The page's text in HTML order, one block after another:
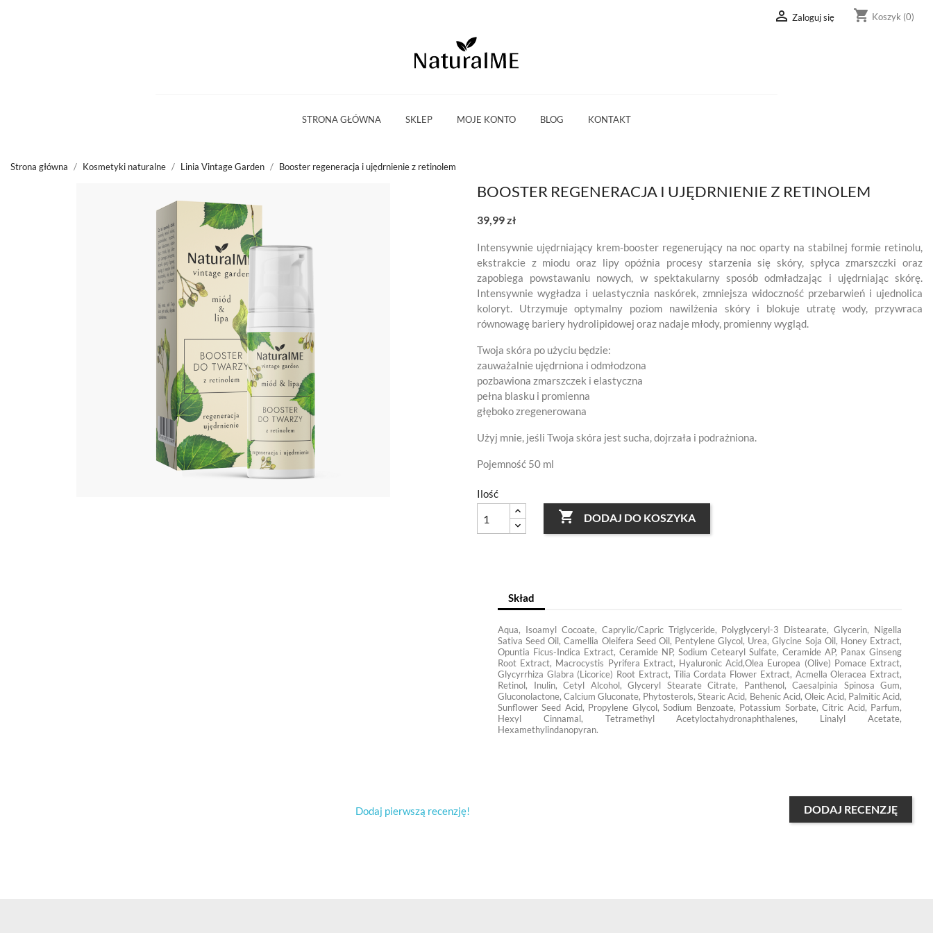
 Zaloguj się shopping_cart Koszyk (0)
STRONA GŁÓWNA SKLEP MOJE KONTO BLOG KONTAKT
Strona główna Kosmetyki naturalne Linia Vintage Garden Booster regeneracja i ujędrnienie z retinolem
BOOSTER REGENERACJA I UJĘDRNIENIE Z RETINOLEM
39,99 zł
Intensywnie ujędrniający krem-booster regenerujący na noc oparty na stabilnej formie retinolu,
ekstrakcie z miodu oraz lipy opóźnia procesy starzenia się skóry, spłyca zmarszczki oraz
zapobiega powstawaniu nowych, w spektakularny sposób odmładzając i ujędrniając skórę.
Intensywnie wygładza i uelastycznia naskórek, zmniejsza widoczność przebarwień i ujednolica
koloryt. Utrzymuje optymalny poziom nawilżenia skóry i blokuje utratę wody, przywraca
równowagę bariery hydrolipidowej oraz nadaje młody, promienny wygląd.
Twoja skóra po użyciu będzie:
zauważalnie ujędrniona i odmłodzona
pozbawiona zmarszczek i elastyczna
pełna blasku i promienna
głęboko zregenerowana
Użyj mnie, jeśli Twoja skóra jest sucha, dojrzała i podrażniona.
Pojemność 50 ml
Ilość
 DODAJ DO KOSZYKA
Skład
Aqua, Isoamyl Cocoate, Caprylic/Capric Triglyceride, Polyglyceryl-3 Distearate, Glycerin, Nigella
Sativa Seed Oil, Camellia Oleifera Seed Oil, Pentylene Glycol, Urea, Glycine Soja Oil, Honey Extract,
Opuntia Ficus-Indica Extract, Ceramide NP, Sodium Cetearyl Sulfate, Ceramide AP, Panax Ginseng
Root Extract, Macrocystis Pyrifera Extract, Hyaluronic Acid,Olea Europea (Olive) Pomace Extract,
Glycyrrhiza Glabra (Licorice) Root Extract, Tilia Cordata Flower Extract, Acmella Oleracea Extract,
Retinol, Inulin, Cetyl Alcohol, Glyceryl Stearate Citrate, Panthenol, Caesalpinia Spinosa Gum,
Gluconolactone, Calcium Gluconate, Phytosterols, Stearic Acid, Behenic Acid, Oleic Acid, Palmitic Acid,
Sunflower Seed Acid, Propylene Glycol, Sodium Benzoate, Potassium Sorbate, Citric Acid, Parfum,
Hexyl Cinnamal, Tetramethyl Acetyloctahydronaphthalenes, Linalyl Acetate,
Hexamethylindanopyran.
DODAJ RECENZJĘ
Dodaj pierwszą recenzję!